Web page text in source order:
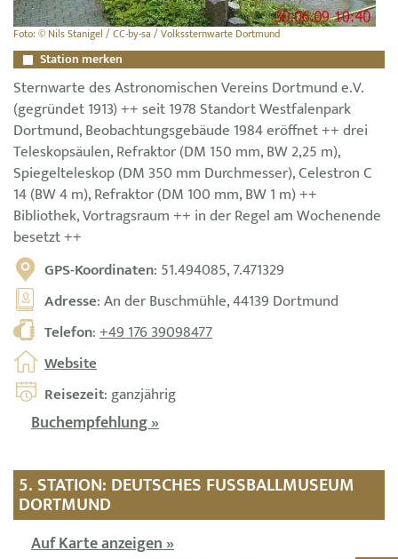
Foto: © Nils Stanigel / CC-by-sa / Volkssternwarte Dortmund
Station merken
Sternwarte des Astronomischen Vereins Dortmund e.V.
(gegründet 1913) ++ seit 1978 Standort Westfalenpark
Dortmund, Beobachtungsgebäude 1984 eröffnet ++ drei
Teleskopsäulen, Refraktor (DM 150 mm, BW 2,25 m),
Spiegelteleskop (DM 350 mm Durchmesser), Celestron C
14 (BW 4 m), Refraktor (DM 100 mm, BW 1 m) ++
Bibliothek, Vortragsraum ++ in der Regel am Wochenende
besetzt ++
GPS-Koordinaten: 51.494085, 7.471329
Adresse: An der Buschmühle, 44139 Dortmund
Telefon:+49 176 39098477
Website
Reisezeit: ganzjährig
Buchempfehlung »
5. STATION: DEUTSCHES FUSSBALLMUSEUM D
ORTMUND
Auf Karte anzeigen »